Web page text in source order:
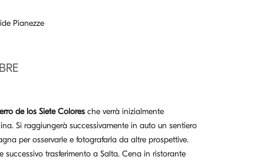
de los Siete Colores che verrà inizialmente
Si raggiungerà successivamente in auto un sentiero
per osservarle e fotografarla da altre prospettive.
trasferimento a Salta. Cena in ristorante